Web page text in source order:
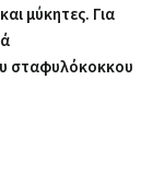
μύκητες. Για
σταφυλόκοκκου